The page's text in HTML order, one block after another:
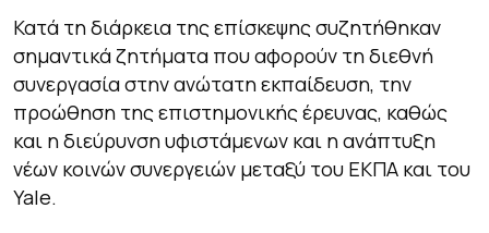
Κατά τη διάρκεια της επίσκεψης συζητήθηκαν
σημαντικά ζητήματα που αφορούν τη διεθνή
συνεργασία στην ανώτατη εκπαίδευση, την
προώθηση της επιστημονικής έρευνας, καθώς
και η διεύρυνση υφιστάμενων και η ανάπτυξη
νέων κοινών συνεργειών μεταξύ του ΕΚΠΑ και του
Yale.